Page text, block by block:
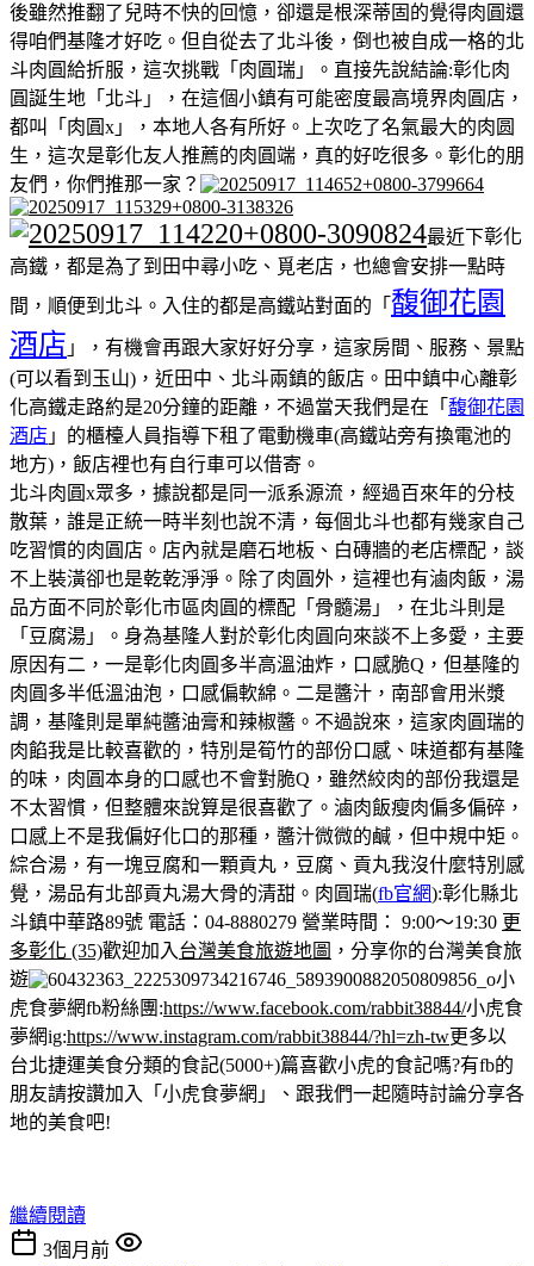
後雖然推翻了兒時不快的回憶，卻還是根深蒂固的覺得肉圓還
得咱們基隆才好吃。但自從去了北斗後，倒也被自成一格的北
斗肉圓給折服，這次挑戰「肉圓瑞」。直接先說結論:彰化肉
圓誕生地「北斗」，在這個小鎮有可能密度最高境界肉圓店，
都叫「肉圓x」，本地人各有所好。上次吃了名氣最大的肉圆
生，這次是彰化友人推薦的肉圓端，真的好吃很多。彰化的朋
友們，你們推那一家？
最近下彰化
高鐵，都是為了到田中尋小吃、覓老店，也總會安排一點時
間，順便到北斗。入住的都是高鐵站對面的「 馥御花園
酒店 」，有機會再跟大家好好分享，這家房間、服務、景點
(可以看到玉山)，近田中、北斗兩鎮的飯店。田中鎮中心離彰
化高鐵走路約是20分鐘的距離，不過當天我們是在「 馥御花園
酒店 」的櫃檯人員指導下租了電動機車(高鐵站旁有換電池的
地方)，飯店裡也有自行車可以借寄。
北斗肉圓x眾多，據說都是同一派系源流，經過百來年的分枝
散葉，誰是正統一時半刻也說不清，每個北斗也都有幾家自己
吃習慣的肉圓店。 店內就是磨石地板、白磚牆的老店標配，談
不上裝潢卻也是乾乾淨淨。 除了肉圓外，這裡也有滷肉飯，湯
品方面不同於彰化市區肉圓的標配「骨髓湯」，在北斗則是
「豆腐湯」。 身為基隆人對於彰化肉圓向來談不上多愛，主要
原因有二，一是彰化肉圓多半高溫油炸，口感脆Q，但基隆的
肉圓多半低溫油泡，口感偏軟綿。二是醬汁，南部會用米漿
調，基隆則是單純醬油膏和辣椒醬。不過說來，這家肉圓瑞的
肉餡我是比較喜歡的，特別是筍竹的部份口感、味道都有基隆
的味，肉圓本身的口感也不會對脆Q，雖然絞肉的部份我還是
不太習慣，但整體來說算是很喜歡了。 滷肉飯瘦肉偏多偏碎，
口感上不是我偏好化口的那種，醬汁微微的鹹，但中規中矩。
綜合湯，有一塊豆腐和一顆貢丸，豆腐、貢丸我沒什麼特別感
覺，湯品有北部貢丸湯大骨的清甜。 肉圓瑞(fb官網):彰化縣北
斗鎮中華路89號 電話：04-8880279 營業時間： 9:00～19:30 更
多彰化 (35)歡迎加入 台灣美食旅遊地圖 ，分享你的台灣美食旅
遊
小
虎食夢網fb粉絲團:https://www.facebook.com/rabbit38844/小虎食
夢網ig:https://www.instagram.com/rabbit38844/?hl=zh-tw更多以
台北捷運美食分類的食記(5000+)篇喜歡小虎的食記嗎?有fb的
朋友請按讚加入「小虎食夢網」、跟我們一起隨時討論分享各
地的美食吧!
繼續閱讀
3個月前